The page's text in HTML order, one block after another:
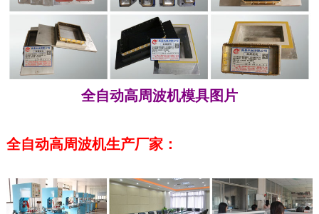
全自动高周波机模具图片
全自动高周波机生产厂家：